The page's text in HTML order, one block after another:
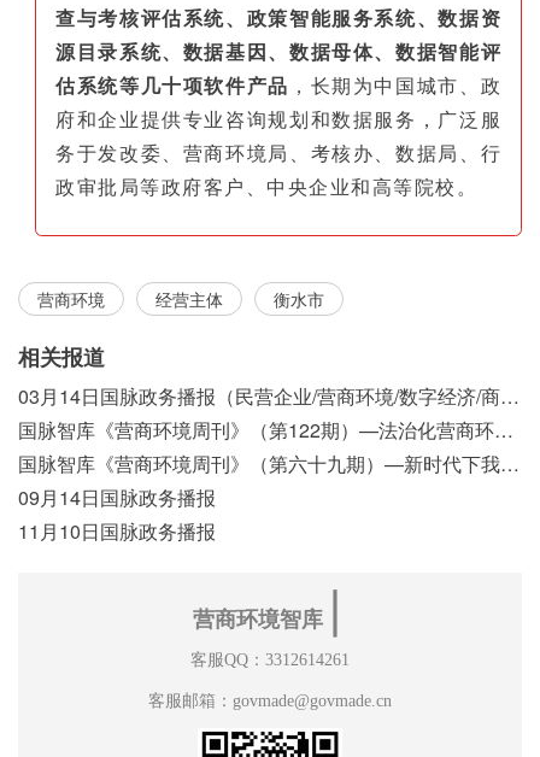
查与考核评估系统、政策智能服务系统、数据资
源目录系统、数据基因、数据母体、数据智能评
估系统等几十项软件产品 ，长期为中国城市、政
府和企业提供专业咨询规划和数据服务，广泛服
务于发改委、营商环境局、考核办、数据局、行
政审批局等政府客户、中央企业和高等院校。
营商环境 经营主体 衡水市
相关报道
03月14日国脉政务播报（民营企业/营商环境/数字经济/商事制度改革）
国脉智库《营商环境周刊》（第122期）—法治化营商环境视域下我国行政执法公示制度浅析
国脉智库《营商环境周刊》（第六十九期）—新时代下我国营商环境标准体系构建初探
09月14日国脉政务播报
11月10日国脉政务播报
营商环境智库
客服QQ：3312614261
客服邮箱：govmade@govmade.cn